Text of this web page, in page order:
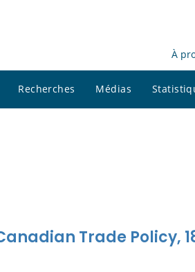
À
Recherches Médias
Trade Policy,